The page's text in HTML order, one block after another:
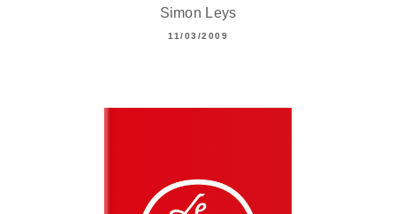
Simon Leys
11/03/2009